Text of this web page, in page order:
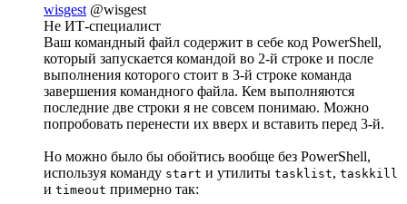
wisgest @wisgest
Не ИТ-специалист
Ваш командный файл содержит в себе код PowerShell,
который запускается командой во 2-й строке и после
выполнения которого стоит в 3-й строке команда
завершения командного файла. Кем выполняются
последние две строки я не совсем понимаю. Можно
попробовать перенести их вверх и вставить перед 3-й.
Но можно было бы обойтись вообще без PowerShell,
используя команду start и утилиты tasklist, taskkill
и timeout примерно так: